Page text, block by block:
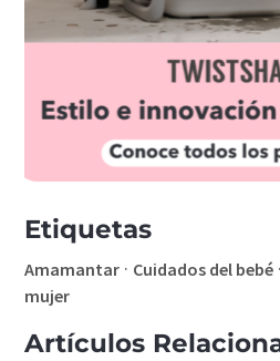
Etiquetas
Amamantar · Cuidados del bebé ·
mujer
Artículos